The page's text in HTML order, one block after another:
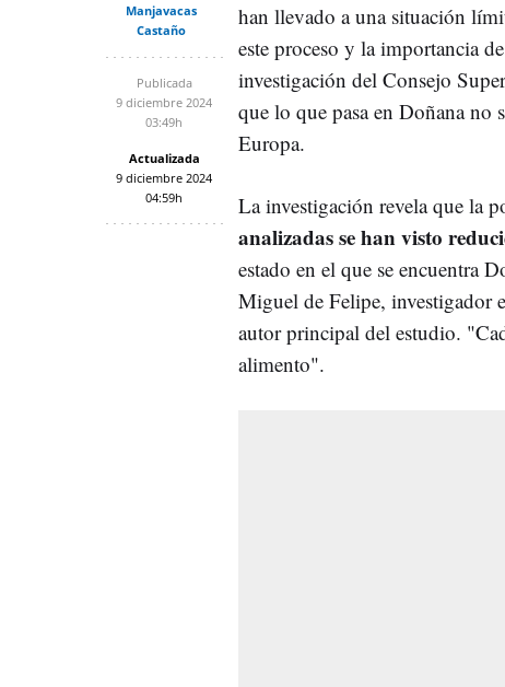
Manjavacas
Castaño
Publicada
9 diciembre 2024
03:49h
Actualizada
9 diciembre 2024
04:59h
han llevado a una situación
este proceso y la importancia
investigación del Consejo
que lo que pasa en Doñana no
Europa.
La investigación revela que la
analizadas se han visto
estado en el que se encuentra
Miguel de Felipe, investigador
autor principal del estudio.
alimento".